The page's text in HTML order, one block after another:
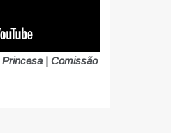
| Comissão